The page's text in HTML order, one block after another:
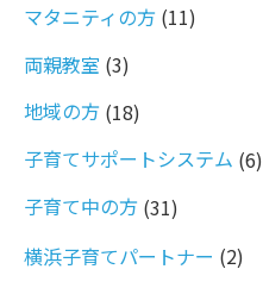
マタニティの方 (11)
両親教室 (3)
地域の方 (18)
子育てサポートシステム (6)
子育て中の方 (31)
横浜子育てパートナー (2)